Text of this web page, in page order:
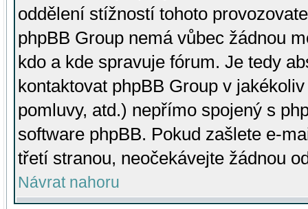
oddělení stížností tohoto
phpBB Group nemá vůbec žádnou
kdo a kde spravuje fórum. Je tedy
kontaktovat phpBB Group v
pomluvy, atd.) nepřímo spojený s
software phpBB. Pokud zašlete e-
třetí stranou, neočekávejte žádnou
Návrat nahoru